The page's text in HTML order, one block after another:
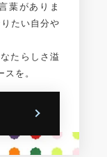
葉がありま
りたい自分や
たらしさ溢
を。